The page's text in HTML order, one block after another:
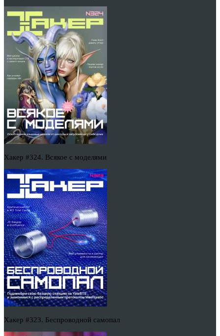
Хакер #324. Всякое с моделями
Хакер #323. Беспроводной самопал